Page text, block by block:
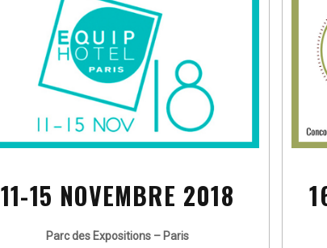
11-15 NOVEMBRE 2018
Parc des Expositions – Paris